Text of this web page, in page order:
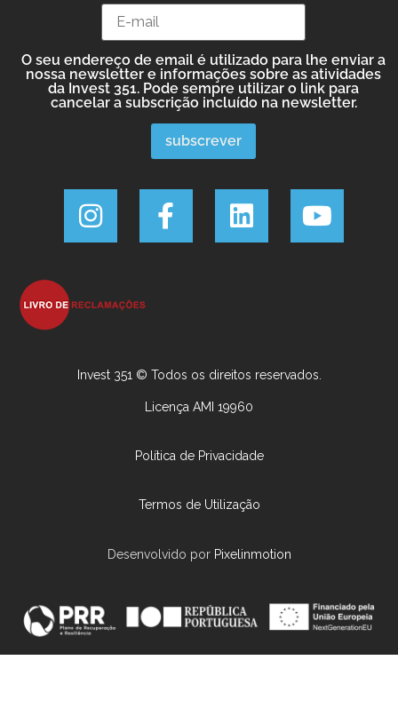
O seu endereço de email é utilizado para lhe enviar a
nossa newsletter e informações sobre as atividades
da Invest 351. Pode sempre utilizar o link para
cancelar a subscrição incluído na newsletter.
Invest 351 © Todos os direitos reservados.
Licença AMI 19960
Política de Privacidade
Termos de Utilização
Desenvolvido por Pixelinmotion